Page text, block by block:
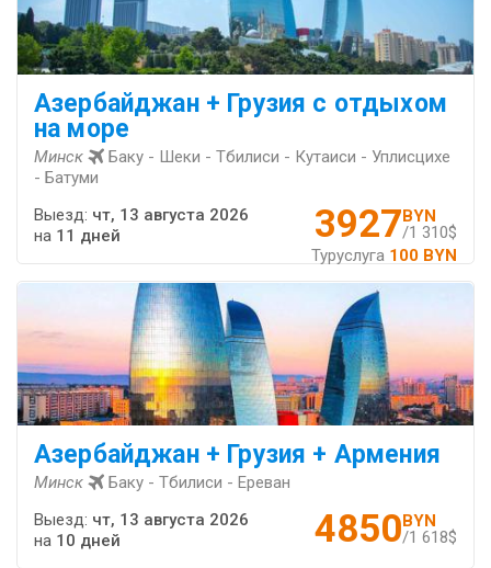
Азербайджан + Грузия с отдыхом
на море
Минск
Баку - Шеки - Тбилиси - Кутаиси - Уплисцихе
- Батуми
3927BYN
/1 310$
Туруслуга 100 BYN
Выезд: чт, 13 августа 2026
на 11 дней
Азербайджан + Грузия + Армения
Минск Баку - Тбилиси - Ереван
4850BYN
/1 618$
Выезд: чт, 13 августа 2026
на 10 дней